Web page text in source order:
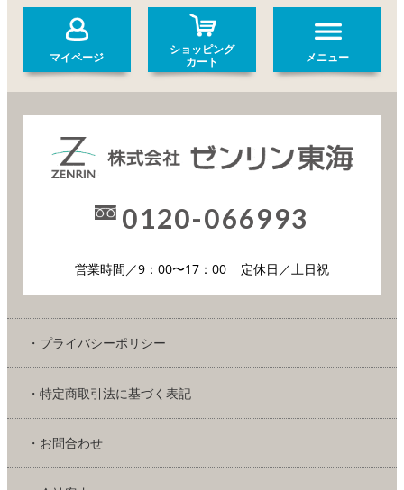
マイページ
ショッピング
カート
メニュー
0120-066993
営業時間／9：00〜17：00 定休日／土日祝
・プライバシーポリシー
・特定商取引法に基づく表記
・お問合わせ